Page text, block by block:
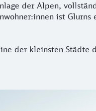
der Alpen,
ist
der kleinsten Städte